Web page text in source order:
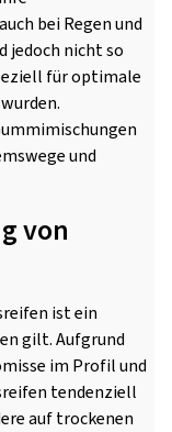
bei Regen und
jedoch nicht so
für optimale
und
von
ist ein
gilt. Aufgrund
im Profil und
tendenziell
auf trockenen